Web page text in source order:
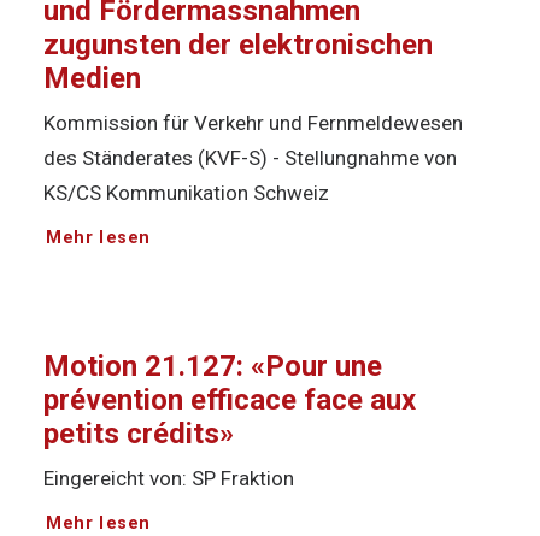
und Fördermassnahmen
zugunsten der elektronischen
Medien
Kommission für Verkehr und Fernmeldewesen
des Ständerates (KVF-S) - Stellungnahme von
KS/CS Kommunikation Schweiz
Mehr lesen
Motion 21.127: «Pour une
prévention efficace face aux
petits crédits»
Eingereicht von: SP Fraktion
Mehr lesen